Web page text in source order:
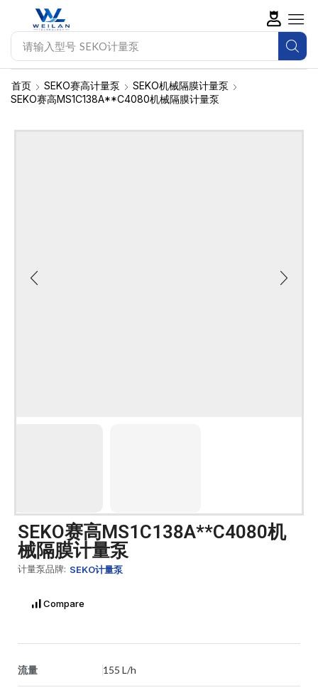
请输入型号 SEKO计量泵
首页 SEKO赛高计量泵
SEKO机械隔膜计量泵
SEKO赛高MS1C138A**C4080机械隔膜计量泵
SEKO赛高MS1C138A**C4080机
械隔膜计量泵
计量泵品牌: SEKO计量泵
Compare
流量 155 L/h